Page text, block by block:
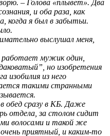
– Голова «плывет». Два
и оба раза, как
когда я был в забытьи.
выслушал меня,
работает мужик один,
но изобретения
изобилия из него
такими странными
обед сразу в КБ. Даже
отдела, за столом сидит
волосами и такой же
приятный, и каким-то